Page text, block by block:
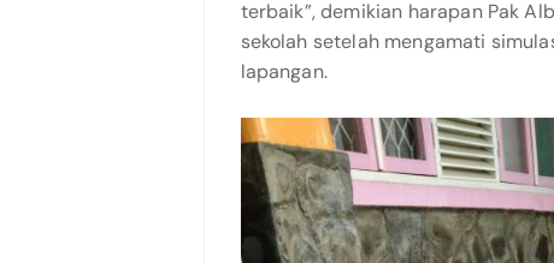
terbaik”, demikian harapan Pak
sekolah setelah mengamati
lapangan.